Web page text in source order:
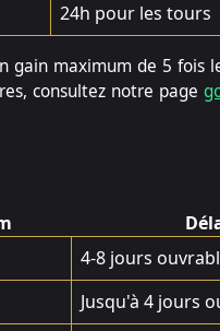
24h pour les tours
maximum de 5 fois
consultez notre page
4-8 jours
Jusqu'à 4 jours